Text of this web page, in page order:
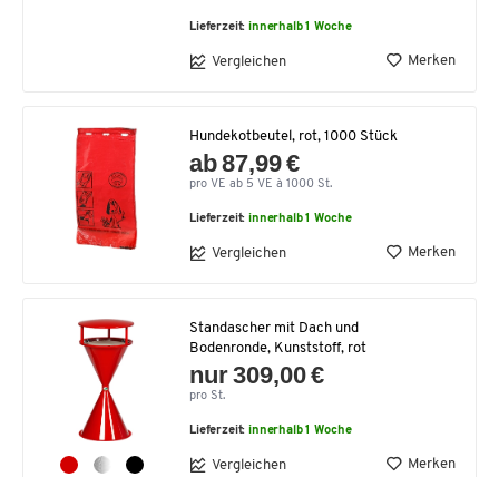
Lieferzeit:innerhalb 1 Woche
Vergleichen Merken
Hundekotbeutel, rot, 1000 Stück
ab 87,99 €
pro VE ab 5 VE à 1000 St.
Lieferzeit:innerhalb 1 Woche
Vergleichen Merken
Standascher mit Dach und
Bodenronde, Kunststoff, rot
nur 309,00 €
pro St.
Lieferzeit:innerhalb 1 Woche
Vergleichen Merken